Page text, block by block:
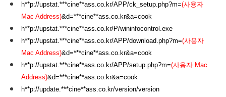
h**p://upstat.***cine**ass.co.kr/APP/ck_setup.php?m=(사용자
Mac Address)&d=***cine**ass.co.kr&a=cook
h**p://upstat.***cine**ass.co.kr/P/wininfocontrol.exe
h**p://upstat.***cine**ass.co.kr/APP/download.php?m=(사용자
Mac Address)&d=***cine**ass.co.kr&a=cook
h**p://upstat.***cine**ass.co.kr/APP/setup.php?m=(사용자 Mac
Address)&d=***cine**ass.co.kr&a=cook
h**p://update.***cine**ass.co.kr/version/version